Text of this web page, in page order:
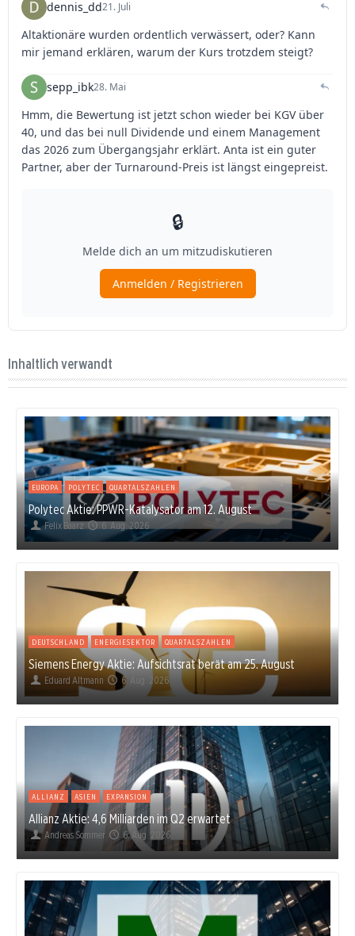
Inhaltlich verwandt
EUROPA POLYTEC QUARTALSZAHLEN
Polytec Aktie: PPWR-Katalysator am 12. August
Felix Baarz 6. Aug. 2026
DEUTSCHLAND ENERGIESEKTOR QUARTALSZAHLEN
Siemens Energy Aktie: Aufsichtsrat berät am 25. August
Eduard Altmann 6. Aug. 2026
ALLIANZ ASIEN EXPANSION
Allianz Aktie: 4,6 Milliarden im Q2 erwartet
Andreas Sommer 6. Aug. 2026